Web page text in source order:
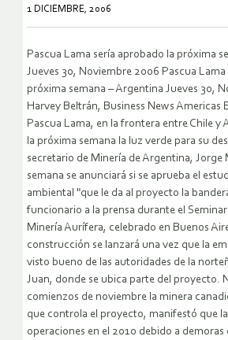
1 DICIEMBRE, 2006
Pascua Lama sería aprobado la próxima
Jueves 30, Noviembre 2006 Pascua
próxima semana – Argentina Jueves 30,
Harvey Beltrán, Business News Americas
Pascua Lama, en la frontera entre Chile y
la próxima semana la luz verde para su
secretario de Minería de Argentina, Jorge
semana se anunciará si se aprueba el
ambiental "que le da al proyecto la
funcionario a la prensa durante el
Minería Aurífera, celebrado en Buenos
construcción se lanzará una vez que la
visto bueno de las autoridades de la
Juan, donde se ubica parte del proyecto.
comienzos de noviembre la minera
que controla el proyecto, manifestó que
operaciones en el 2010 debido a